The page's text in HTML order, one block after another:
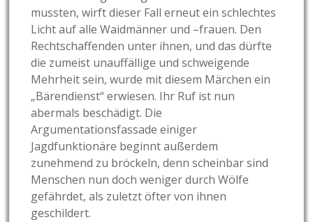
mussten, wirft dieser Fall erneut ein schlechtes
Licht auf alle Waidmänner und –frauen. Den
Rechtschaffenden unter ihnen, und das dürfte
die zumeist unauffällige und schweigende
Mehrheit sein, wurde mit diesem Märchen ein
„Bärendienst“ erwiesen. Ihr Ruf ist nun
abermals beschädigt. Die
Argumentationsfassade einiger
Jagdfunktionäre beginnt außerdem
zunehmend zu bröckeln, denn scheinbar sind
Menschen nun doch weniger durch Wölfe
gefährdet, als zuletzt öfter von ihnen
geschildert.